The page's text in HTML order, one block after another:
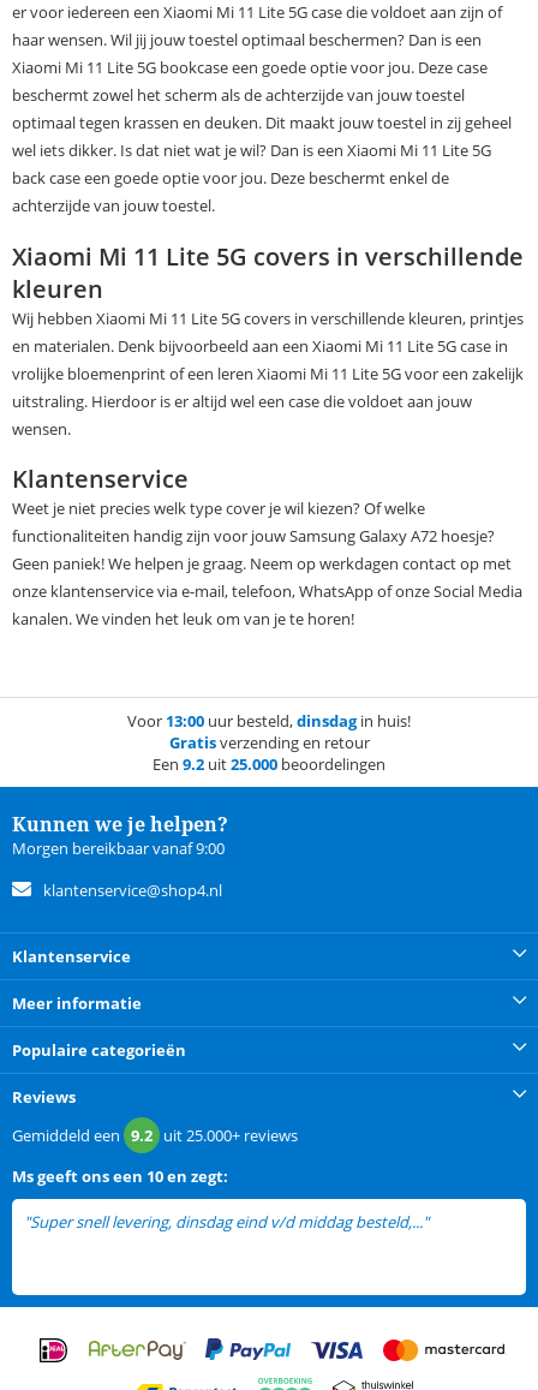
er voor iedereen een Xiaomi Mi 11 Lite 5G case die voldoet aan zijn of
haar wensen. Wil jij jouw toestel optimaal beschermen? Dan is een
Xiaomi Mi 11 Lite 5G bookcase een goede optie voor jou. Deze case
beschermt zowel het scherm als de achterzijde van jouw toestel
optimaal tegen krassen en deuken. Dit maakt jouw toestel in zij geheel
wel iets dikker. Is dat niet wat je wil? Dan is een Xiaomi Mi 11 Lite 5G
back case een goede optie voor jou. Deze beschermt enkel de
achterzijde van jouw toestel.
Xiaomi Mi 11 Lite 5G covers in verschillende
kleuren
Wij hebben Xiaomi Mi 11 Lite 5G covers in verschillende kleuren, printjes
en materialen. Denk bijvoorbeeld aan een Xiaomi Mi 11 Lite 5G case in
vrolijke bloemenprint of een leren Xiaomi Mi 11 Lite 5G voor een zakelijk
uitstraling. Hierdoor is er altijd wel een case die voldoet aan jouw
wensen.
Klantenservice
Weet je niet precies welk type cover je wil kiezen? Of welke
functionaliteiten handig zijn voor jouw Samsung Galaxy A72 hoesje?
Geen paniek! We helpen je graag. Neem op werkdagen contact op met
onze klantenservice via e-mail, telefoon, WhatsApp of onze Social Media
kanalen. We vinden het leuk om van je te horen!
Voor 13:00 uur besteld,dinsdagin huis!
Gratisverzending en retour
Een 9.2 uit25.000 beoordelingen
Kunnen we je helpen?
Morgen bereikbaar vanaf 9:00
klantenservice@shop4.nl
Klantenservice
Meer informatie
Populaire categorieën
Reviews
Gemiddeld een 9.2 uit25.000+ reviews
Msgeeft ons een 10 en zegt:
"Super snell levering, dinsdag eind v/d middag besteld,..."